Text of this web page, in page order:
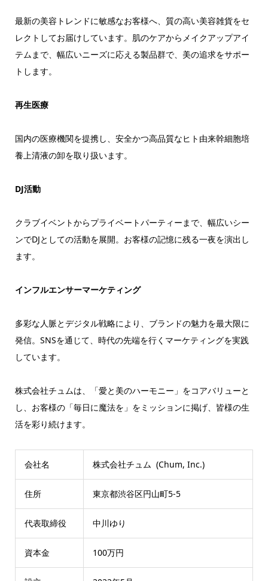
最新の美容トレンドに敏感なお客様へ、質の高い美容雑貨をセ
レクトしてお届けしています。肌のケアからメイクアップアイ
テムまで、幅広いニーズに応える製品群で、美の追求をサポー
トします。
再生医療
国内の医療機関を提携し、安全かつ高品質なヒト由来幹細胞培
養上清液の卸を取り扱います。
DJ活動
クラブイベントからプライベートパーティーまで、幅広いシー
ンでDJとしての活動を展開。お客様の記憶に残る一夜を演出し
ます。
インフルエンサーマーケティング
多彩な人脈とデジタル戦略により、ブランドの魅力を最大限に
発信。SNSを通じて、時代の先端を行くマーケティングを実践
しています。
株式会社チュムは、「愛と美のハーモニー」をコアバリューと
し、お客様の「毎日に魔法を」をミッションに掲げ、皆様の生
活を彩り続けます。
会社名 株式会社チュム (Chum, Inc.)
住所 東京都渋谷区円山町5-5
代表取締役 中川ゆり
資本金 100万円